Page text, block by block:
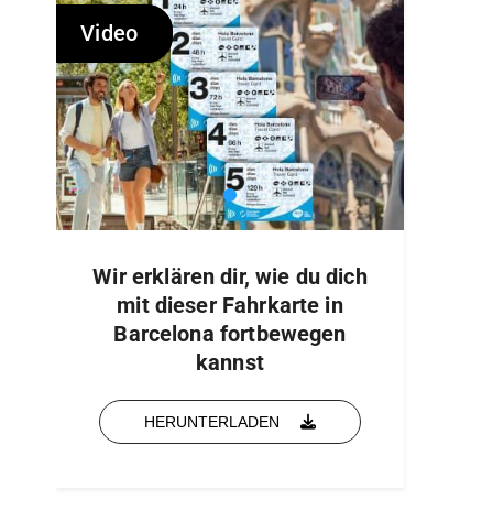
Video
Wir erklären dir, wie du dich
mit dieser Fahrkarte in
Barcelona fortbewegen
kannst
Video
HERUNTERLADEN